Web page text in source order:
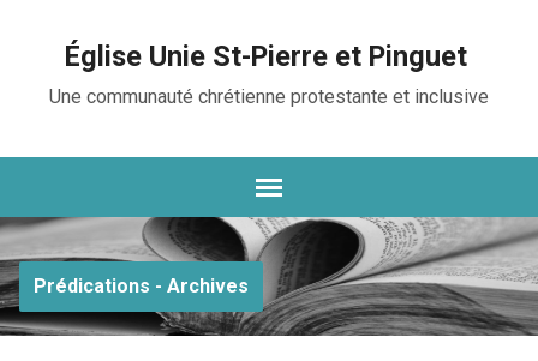
Église Unie St-Pierre et Pinguet
Une communauté chrétienne protestante et inclusive
Prédications - Archives